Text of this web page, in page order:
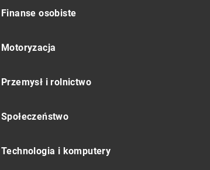
Finanse osobiste
Motoryzacja
Przemysł i rolnictwo
Społeczeństwo
Technologia i komputery